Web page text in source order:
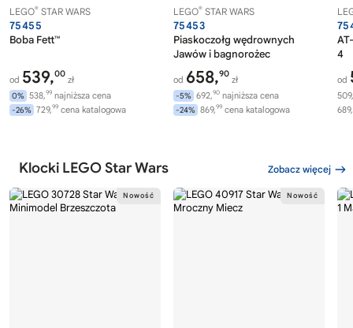
LEGO® STAR WARS
75455
Boba Fett™
od 539,00
zł
0% 538,99 najniższa cena
-26% 729,99 cena katalogowa
LEGO® STAR WARS
75453
Piaskoczołg wędrownych
Jawów i bagnorożec
od 658,90
zł
-5% 692,90 najniższa cena
-24% 869,99 cena katalogowa
4
od
509,
689,
Klocki LEGO Star Wars Zobacz więcej